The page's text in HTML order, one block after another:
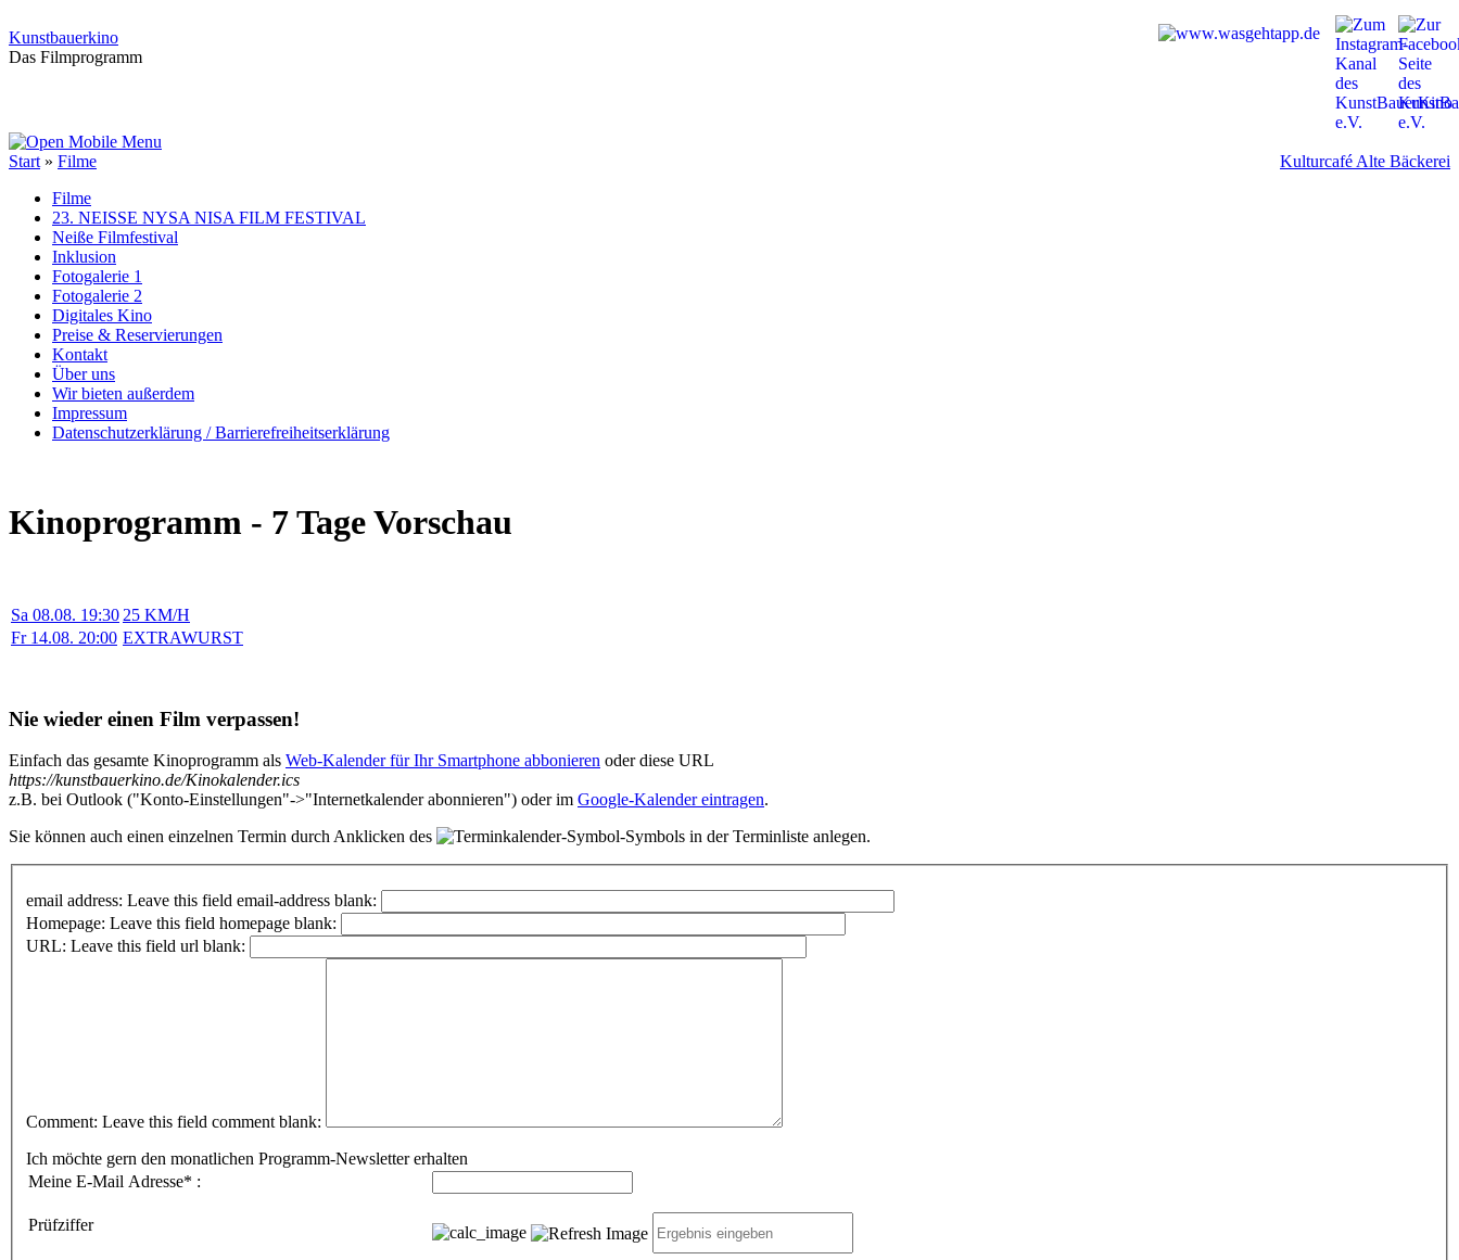
Kunstbauerkino
Das Filmprogramm
Start » Filme
Kulturcafé Alte Bäckerei
Filme
23. NEISSE NYSA NISA FILM FESTIVAL
Neiße Filmfestival
Inklusion
Fotogalerie 1
Fotogalerie 2
Digitales Kino
Preise & Reservierungen
Kontakt
Über uns
Wir bieten außerdem
Impressum
Datenschutzerklärung / Barrierefreiheitserklärung
Kinoprogramm - 7 Tage Vorschau
Sa 08.08. 19:30 25 KM/H
Fr 14.08. 20:00 EXTRAWURST
Nie wieder einen Film verpassen!
Einfach das gesamte Kinoprogramm als Web-Kalender für Ihr Smartphone abbonieren oder diese URL
https://kunstbauerkino.de/Kinokalender.ics
z.B. bei Outlook ("Konto-Einstellungen"->"Internetkalender abonnieren") oder im Google-Kalender eintragen.
Sie können auch einen einzelnen Termin durch Anklicken des
-Symbols in der Terminliste anlegen.
email address: Leave this field email-address blank:
Homepage: Leave this field homepage blank:
URL: Leave this field url blank:
Comment: Leave this field comment blank:
Ich möchte gern den monatlichen Programm-Newsletter erhalten
Meine E-Mail Adresse* :
Prüfziffer